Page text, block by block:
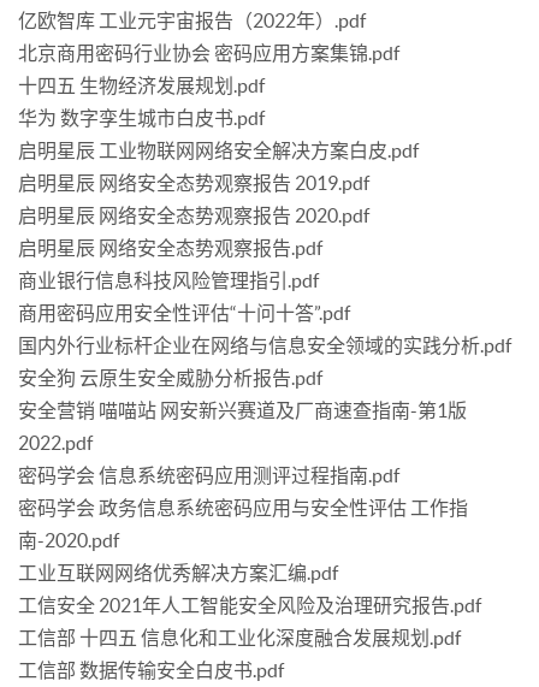
亿欧智库 工业元宇宙报告（2022年）.pdf
北京商用密码行业协会 密码应用方案集锦.pdf
十四五 生物经济发展规划.pdf
华为 数字孪生城市白皮书.pdf
启明星辰 工业物联网网络安全解决方案白皮.pdf
启明星辰 网络安全态势观察报告 2019.pdf
启明星辰 网络安全态势观察报告 2020.pdf
启明星辰 网络安全态势观察报告.pdf
商业银行信息科技风险管理指引.pdf
商用密码应用安全性评估“十问十答”.pdf
国内外行业标杆企业在网络与信息安全领域的实践分析.pdf
安全狗 云原生安全威胁分析报告.pdf
安全营销 喵喵站 网安新兴赛道及厂商速查指南-第1版
2022.pdf
密码学会 信息系统密码应用测评过程指南.pdf
密码学会 政务信息系统密码应用与安全性评估 工作指
南-2020.pdf
工业互联网网络优秀解决方案汇编.pdf
工信安全 2021年人工智能安全风险及治理研究报告.pdf
工信部 十四五 信息化和工业化深度融合发展规划.pdf
工信部 数据传输安全白皮书.pdf